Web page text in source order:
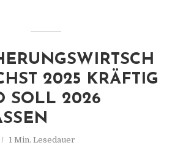
2025 KRÄFTIG
SOLL 2026
1 Min. Lesedauer